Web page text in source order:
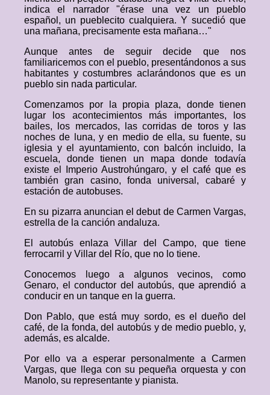
indica el narrador "érase una vez un pueblo
español, un pueblecito cualquiera. Y sucedió que
una mañana, precisamente esta mañana…"
Aunque antes de seguir decide que nos
familiaricemos con el pueblo, presentándonos a sus
habitantes y costumbres aclarándonos que es un
pueblo sin nada particular.
Comenzamos por la propia plaza, donde tienen
lugar los acontecimientos más importantes, los
bailes, los mercados, las corridas de toros y las
noches de luna, y en medio de ella, su fuente, su
iglesia y el ayuntamiento, con balcón incluido, la
escuela, donde tienen un mapa donde todavía
existe el Imperio Austrohúngaro, y el café que es
también gran casino, fonda universal, cabaré y
estación de autobuses.
En su pizarra anuncian el debut de Carmen Vargas,
estrella de la canción andaluza.
El autobús enlaza Villar del Campo, que tiene
ferrocarril y Villar del Río, que no lo tiene.
Conocemos luego a algunos vecinos, como
Genaro, el conductor del autobús, que aprendió a
conducir en un tanque en la guerra.
Don Pablo, que está muy sordo, es el dueño del
café, de la fonda, del autobús y de medio pueblo, y,
además, es alcalde.
Por ello va a esperar personalmente a Carmen
Vargas, que llega con su pequeña orquesta y con
Manolo, su representante y pianista.